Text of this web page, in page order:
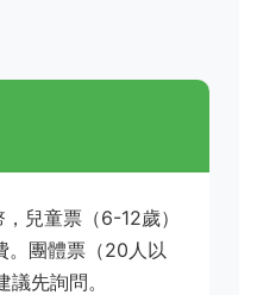
兒童票（6-12歲）
。團體票（20人以
議先詢問。